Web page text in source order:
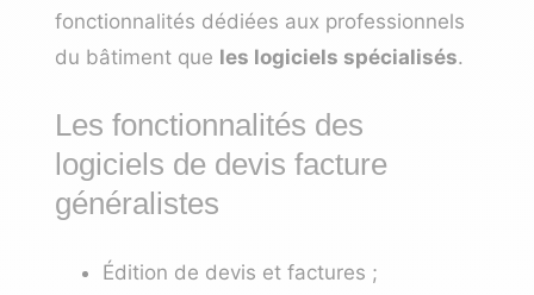
fonctionnalités dédiées aux professionnels
du bâtiment que les logiciels spécialisés.
Les fonctionnalités des
logiciels de devis facture
généralistes
Édition de devis et factures ;